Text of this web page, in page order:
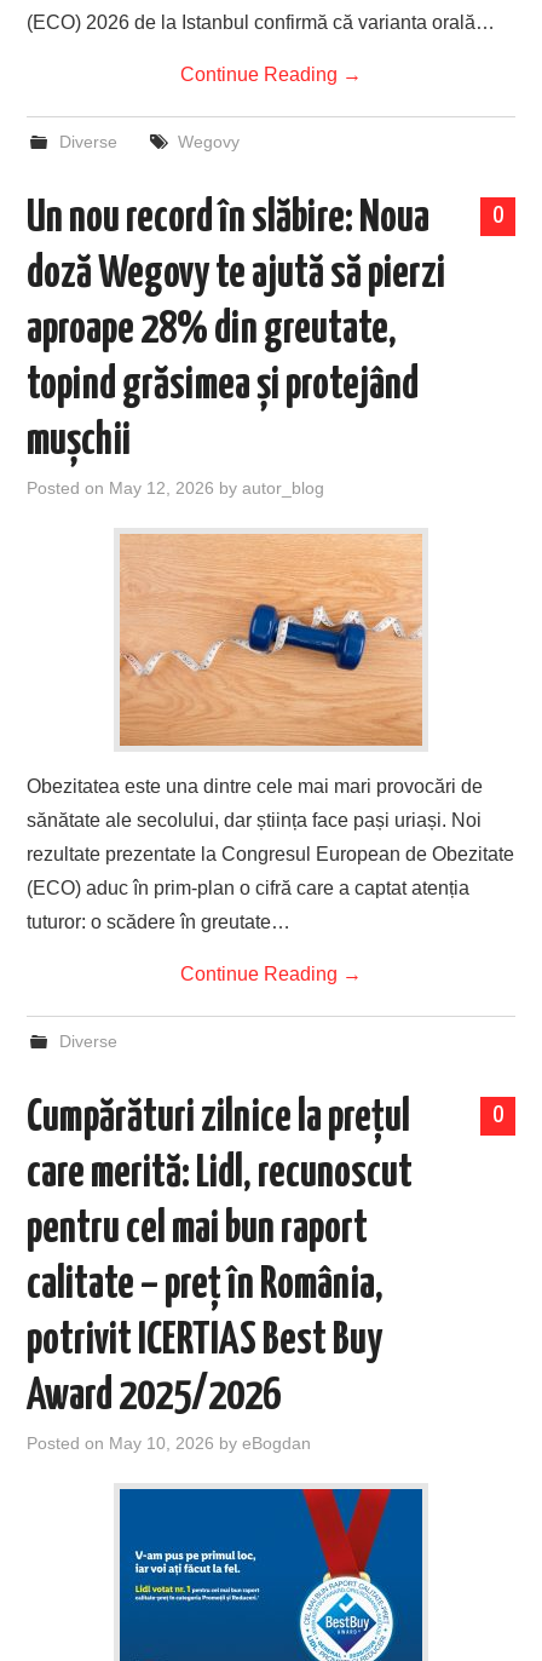
(ECO) 2026 de la Istanbul confirmă că varianta orală…
Continue Reading →
Diverse Wegovy
0
Un nou record în slăbire: Noua
doză Wegovy te ajută să pierzi
aproape 28% din greutate,
topind grăsimea și protejând
mușchii
Posted on May 12, 2026 byautor_blog
Obezitatea este una dintre cele mai mari provocări de
sănătate ale secolului, dar știința face pași uriași. Noi
rezultate prezentate la Congresul European de Obezitate
(ECO) aduc în prim-plan o cifră care a captat atenția
tuturor: o scădere în greutate…
Continue Reading →
Diverse
0
Cumpărături zilnice la prețul
care merită: Lidl, recunoscut
pentru cel mai bun raport
calitate – preț în România,
potrivit ICERTIAS Best Buy
Award 2025/2026
Posted on May 10, 2026 byeBogdan